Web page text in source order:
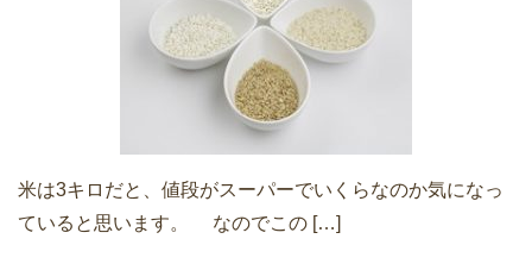
米は3キロだと、値段がスーパーでいくらなのか気になっ
ていると思います。 なのでこの […]